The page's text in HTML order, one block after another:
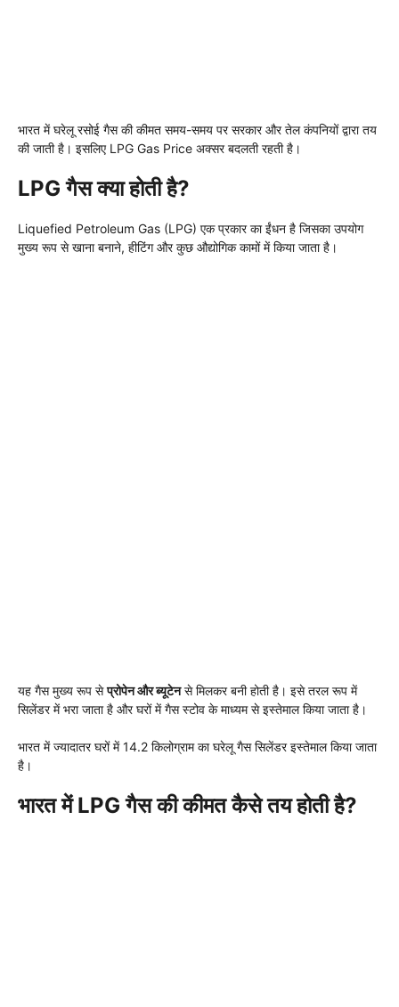
भारत में घरेलू रसोई गैस की कीमत समय-समय पर सरकार और तेल कंपनियों द्वारा तय
की जाती है। इसलिए LPG Gas Price अक्सर बदलती रहती है।
LPG गैस क्या होती है?
Liquefied Petroleum Gas (LPG) एक प्रकार का ईंधन है जिसका उपयोग
मुख्य रूप से खाना बनाने, हीटिंग और कुछ औद्योगिक कामों में किया जाता है।
यह गैस मुख्य रूप सेप्रोपेन और ब्यूटेनसे मिलकर बनी होती है। इसे तरल रूप में
सिलेंडर में भरा जाता है और घरों में गैस स्टोव के माध्यम से इस्तेमाल किया जाता है।
भारत में ज्यादातर घरों में 14.2 किलोग्राम का घरेलू गैस सिलेंडर इस्तेमाल किया जाता
है।
भारत में LPG गैस की कीमत कैसे तय होती है?